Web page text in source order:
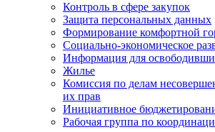
Контроль в сфере закупок
Защита персональных данных
Формирование комфортной
Социально-экономическое
Информация для
Жилье
Комиссия по делам
их прав
Инициативное
Рабочая группа по